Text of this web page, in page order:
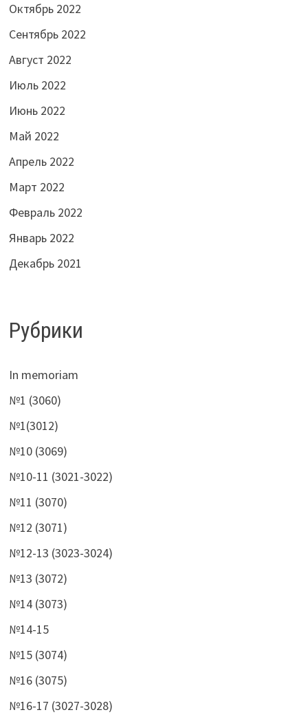
Октябрь 2022
Сентябрь 2022
Август 2022
Июль 2022
Июнь 2022
Май 2022
Апрель 2022
Март 2022
Февраль 2022
Январь 2022
Декабрь 2021
Рубрики
In memoriam
№1 (3060)
№1(3012)
№10 (3069)
№10-11 (3021-3022)
№11 (3070)
№12 (3071)
№12-13 (3023-3024)
№13 (3072)
№14 (3073)
№14-15
№15 (3074)
№16 (3075)
№16-17 (3027-3028)